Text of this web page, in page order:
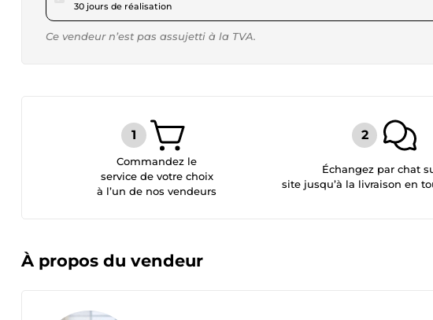
30 jours de réalisation
Ce vendeur n’est pas assujetti à la TVA.
Commandez le
service de votre choix
à l’un de nos vendeurs
Échangez par chat
site jusqu’à la livraison en
À propos du vendeur